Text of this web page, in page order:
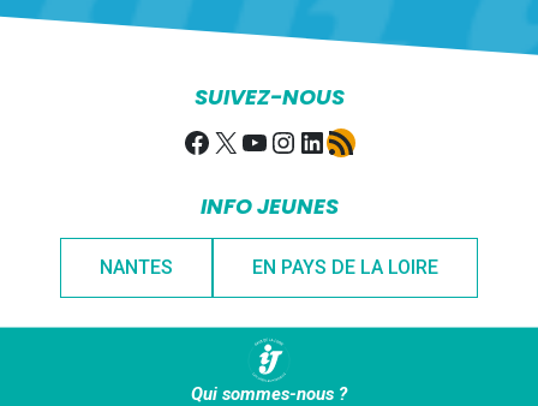
SUIVEZ-NOUS
Facebook
X YouTube
Instagram
LinkedIn
Flux RSS
INFO JEUNES
NANTES EN PAYS DE LA LOIRE
Qui sommes-nous ?